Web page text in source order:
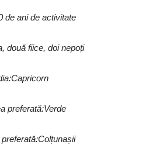
de ani de activitate
două fiice, doi nepoți
preferată:Verde